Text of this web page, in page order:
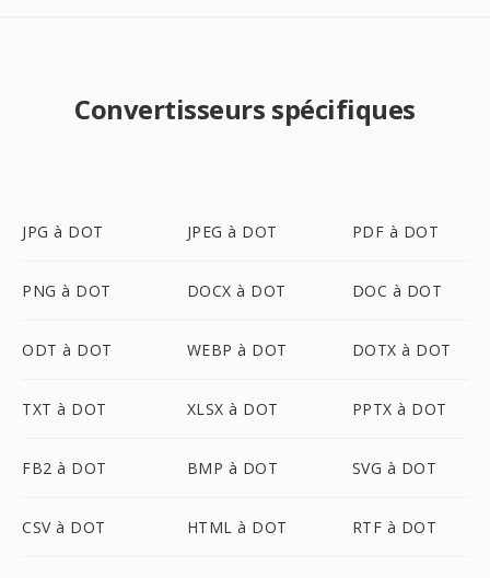
Convertisseurs spécifiques
JPG à DOT JPEG à DOT PDF à DOT
PNG à DOT DOCX à DOT DOC à DOT
ODT à DOT WEBP à DOT DOTX à DOT
TXT à DOT XLSX à DOT PPTX à DOT
FB2 à DOT BMP à DOT SVG à DOT
CSV à DOT HTML à DOT RTF à DOT